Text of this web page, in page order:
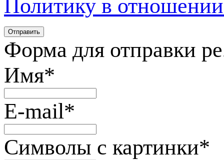
Политику в
Форма для отправки
Имя*
E-mail*
Символы с картинки*